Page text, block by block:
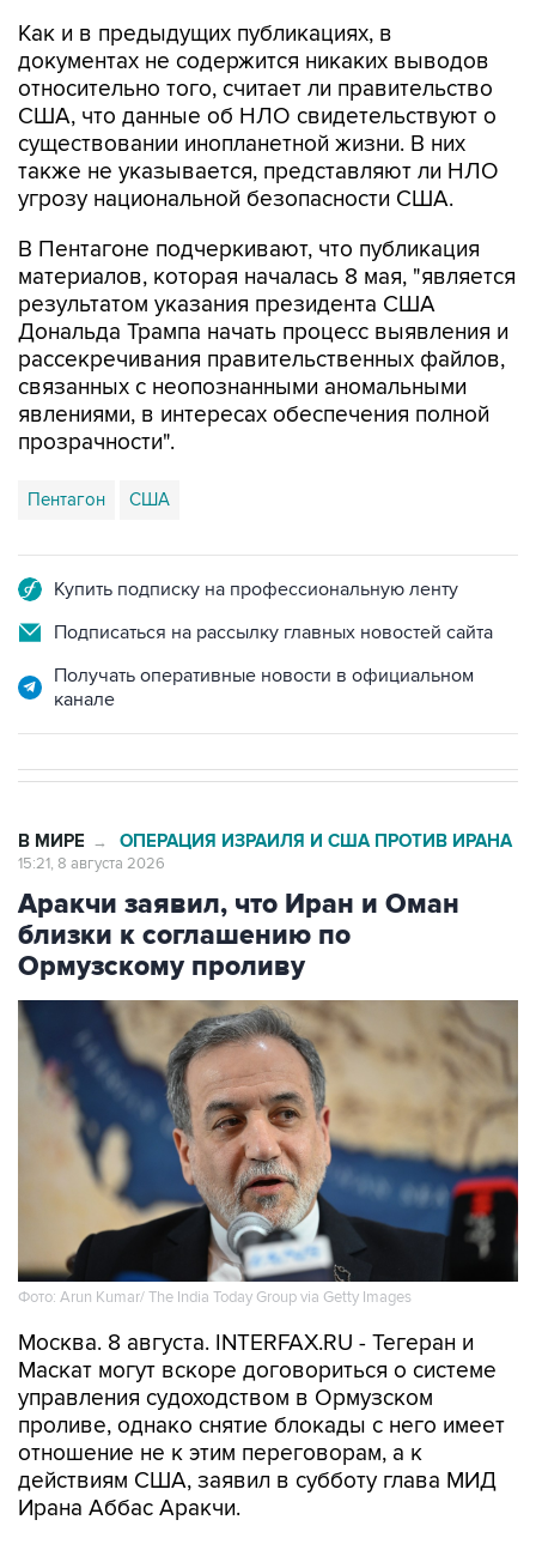
Как и в предыдущих публикациях, в
документах не содержится никаких выводов
относительно того, считает ли правительство
США, что данные об НЛО свидетельствуют о
существовании инопланетной жизни. В них
также не указывается, представляют ли НЛО
угрозу национальной безопасности США.
В Пентагоне подчеркивают, что публикация
материалов, которая началась 8 мая, "является
результатом указания президента США
Дональда Трампа начать процесс выявления и
рассекречивания правительственных файлов,
связанных с неопознанными аномальными
явлениями, в интересах обеспечения полной
прозрачности".
Пентагон США
Купить подписку на профессиональную ленту
Подписаться на рассылку главных новостей сайта
Получать оперативные новости в официальном
канале
В МИРЕ → ОПЕРАЦИЯ ИЗРАИЛЯ И США ПРОТИВ ИРАНА
15:21, 8 августа 2026
Аракчи заявил, что Иран и Оман
близки к соглашению по
Ормузскому проливу
Фото: Arun Kumar/ The India Today Group via Getty Images
Москва. 8 августа. INTERFAX.RU - Тегеран и
Маскат могут вскоре договориться о системе
управления судоходством в Ормузском
проливе, однако снятие блокады с него имеет
отношение не к этим переговорам, а к
действиям США, заявил в субботу глава МИД
Ирана Аббас Аракчи.